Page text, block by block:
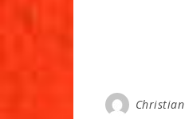
Christian